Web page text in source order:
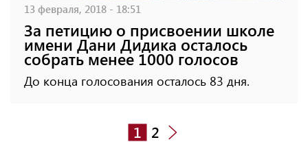
13 февраля, 2018 - 18:51
За петицию о присвоении школе
имени Дани Дидика осталось
собрать менее 1000 голосов
До конца голосования осталось 83 дня.
1 2